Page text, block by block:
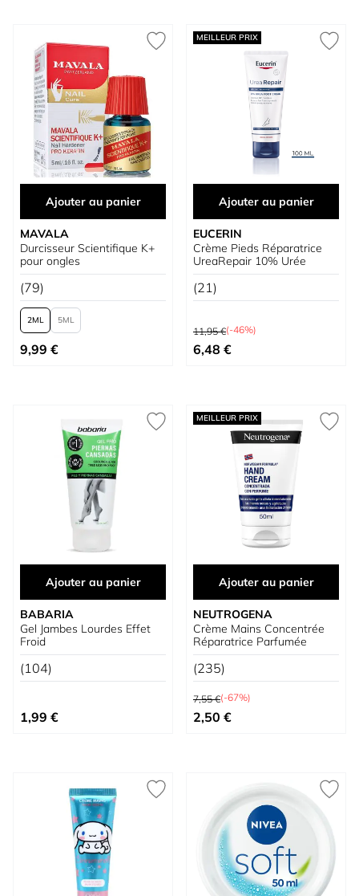
Ajouter au panier
MAVALA
Durcisseur Scientifique K+
pour ongles
(79)
2 5
À partir de
9,99 €
MEILLEUR PRIX
Ajouter au panier
EUCERIN
Crème Pieds Réparatrice
UreaRepair 10% Urée
(21)
Prix normal
11,95 €(-46%)
Prix spécial
6,48 €
Ajouter au panier
BABARIA
Gel Jambes Lourdes Effet
Froid
(104)
1,99 €
MEILLEUR PRIX
Ajouter au panier
NEUTROGENA
Crème Mains Concentrée
Réparatrice Parfumée
(235)
Prix normal
7,55 €(-67%)
Prix spécial
2,50 €